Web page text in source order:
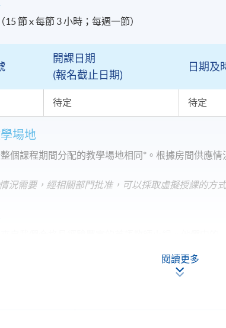
15 節 x 每節 3 小時；每週一節）
開課日期
(報名截止日期)
日期及
待定 待定
場地
個課程期間分配的教學場地相同*。根據房間供應
況需要，經相關部門批准，可以採取虛擬授課的方
閱讀更多